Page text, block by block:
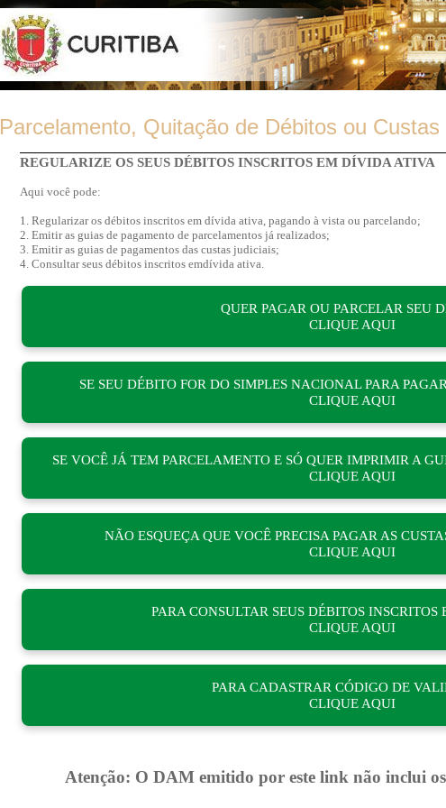
Parcelamento, Quitação de Débitos ou Custas
REGULARIZE OS SEUS DÉBITOS INSCRITOS EM DÍVIDA ATIVA
Aqui você pode:
1. Regularizar os débitos inscritos em dívida ativa, pagando à vista ou parcelando;
2. Emitir as guias de pagamento de parcelamentos já realizados;
3. Emitir as guias de pagamentos das custas judiciais;
4. Consultar seus débitos inscritos emdívida ativa.
QUER PAGAR OU PARCELAR SEU
CLIQUE AQUI
SE SEU DÉBITO FOR DO SIMPLES NACIONAL PARA
CLIQUE AQUI
SE VOCÊ JÁ TEM PARCELAMENTO E SÓ QUER IMPRIMIR A
CLIQUE AQUI
NÃO ESQUEÇA QUE VOCÊ PRECISA PAGAR AS
CLIQUE AQUI
PARA CONSULTAR SEUS DÉBITOS
CLIQUE AQUI
PARA CADASTRAR CÓDIGO DE
CLIQUE AQUI
Atenção: O DAM emitido por este link não inclui